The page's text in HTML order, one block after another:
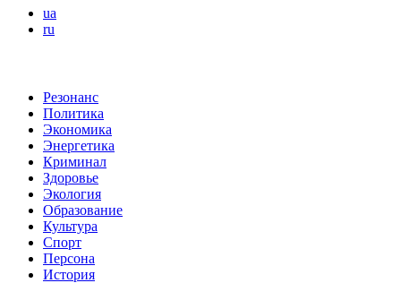
ua
ru
Резонанс
Политика
Экономика
Энергетика
Криминал
Здоровье
Экология
Образование
Культура
Спорт
Персона
История